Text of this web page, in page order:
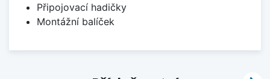
Připojovací hadičky
Montážní balíček